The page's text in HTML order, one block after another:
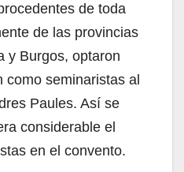
de toda
de las provincias
y Burgos, optaron
como seminaristas al
Paules. Así se
considerable el
en el convento.